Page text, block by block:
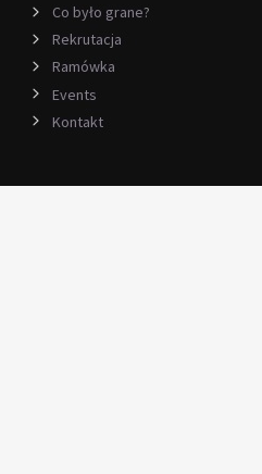
Co było grane?
Rekrutacja
Ramówka
Events
Kontakt